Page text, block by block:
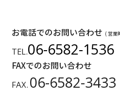
お電話でのお問い合わせ ( 営業
TEL.06-6582-1536
FAXでのお問い合わせ
FAX. 06-6582-3433